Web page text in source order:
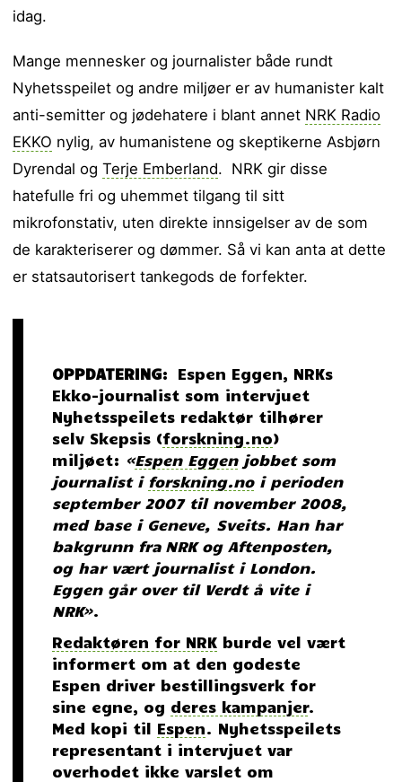
idag.
Mange mennesker og journalister både rundt
Nyhetsspeilet og andre miljøer er av humanister kalt
anti-semitter og jødehatere i blant annet NRK Radio
EKKO nylig, av humanistene og skeptikerne Asbjørn
Dyrendal ogTerje Emberland. NRK gir disse
hatefulle fri og uhemmet tilgang til sitt
mikrofonstativ, uten direkte innsigelser av de som
de karakteriserer og dømmer. Så vi kan anta at dette
er statsautorisert tankegods de forfekter.
OPPDATERING: Espen Eggen, NRKs
Ekko-journalist som intervjuet
Nyhetsspeilets redaktør tilhører
selv Skepsis (forskning.no)
miljøet: «Espen Eggenjobbet som
journalist i forskning.noi perioden
september 2007 til november 2008,
med base i Geneve, Sveits. Han har
bakgrunn fra NRK og Aftenposten,
og har vært journalist i London.
Eggen går over til Verdt å vite i
NRK».
Redaktøren for NRK burde vel vært
informert om at den godeste
Espen driver bestillingsverk for
sine egne, og deres kampanjer.
Med kopi til Espen. Nyhetsspeilets
representant i intervjuet var
overhodet ikke varslet om